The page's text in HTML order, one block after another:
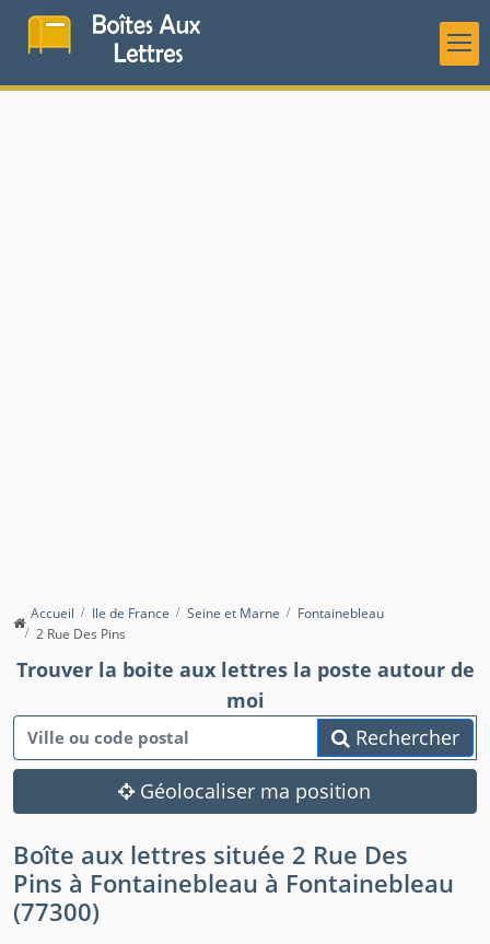
Accueil Ile de France Seine et Marne
Fontainebleau
2 Rue Des Pins
Trouver la boite aux lettres la poste autour de
moi
Rechercher
Géolocaliser ma position
Boîte aux lettres située 2 Rue Des
Pins à Fontainebleau à Fontainebleau
(77300)